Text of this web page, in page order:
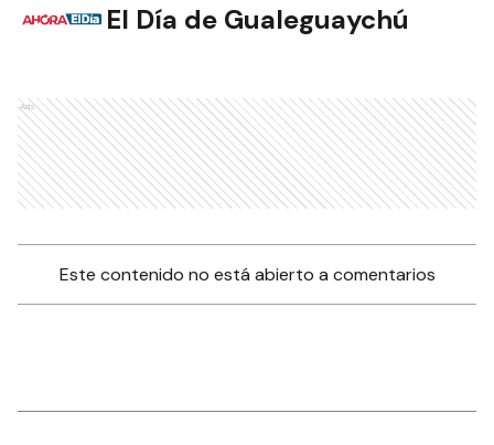
El Día de Gualeguaychú
Ads
Este contenido no está abierto a comentarios